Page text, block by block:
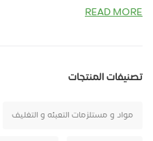
READ MORE
تصنيفات المنتجات
مواد و مستلزمات التعبئه و التغليف